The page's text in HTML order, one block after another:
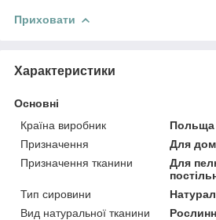
Приховати
Характеристики
Основні
Країна виробник
Польща
Призначення
Для
Призначення тканини
Для
Тип сировини
Вид натуральної тканини